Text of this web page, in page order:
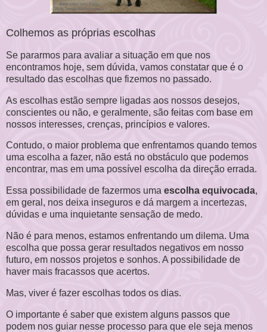
Colhemos as próprias escolhas
Se pararmos para avaliar a situação em que nos
encontramos hoje, sem dúvida, vamos constatar que é o
resultado das escolhas que fizemos no passado.
As escolhas estão sempre ligadas aos nossos desejos,
conscientes ou não, e geralmente, são feitas com base em
nossos interesses, crenças, princípios e valores.
Contudo, o maior problema que enfrentamos quando temos
uma escolha a fazer, não está no obstáculo que podemos
encontrar, mas em uma possível escolha da direção errada.
Essa possibilidade de fazermos uma escolha equivocada,
em geral, nos deixa inseguros e dá margem a incertezas,
dúvidas e uma inquietante sensação de medo.
Não é para menos, estamos enfrentando um dilema. Uma
escolha que possa gerar resultados negativos em nosso
futuro, em nossos projetos e sonhos. A possibilidade de
haver mais fracassos que acertos.
Mas, viver é fazer escolhas todos os dias.
O importante é saber que existem alguns passos que
podem nos guiar nesse processo para que ele seja menos